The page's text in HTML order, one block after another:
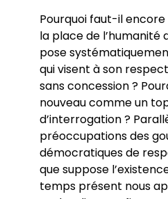
Pourquoi faut-il encore
la place de l’humanité
pose
qui visent à son
sans concession ?
nouveau comme un
d’interrogation ?
préoccupations des
démocratiques de
que suppose
temps présent nous